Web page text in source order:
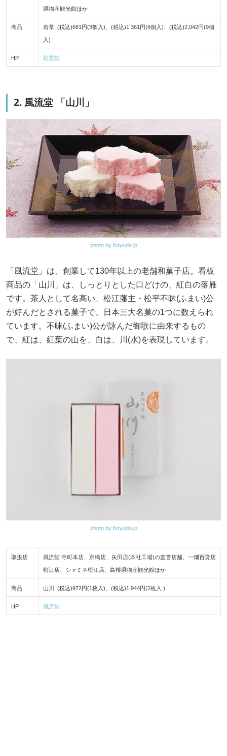
県物産観光館ほか
商品 若草: (税込)681円(3個入)、(税込)1,361円(6個入)、(税込)2,042円(9個
入)
HP 彩雲堂
2. 風流堂 「山川」
photo by furyudo.jp
「風流堂」は、創業して130年以上の老舗和菓子店。看板
商品の「山川」は、しっとりとした口どけの、紅白の落雁
です。茶人として名高い、松江藩主・松平不昧(ふまい)公
が好んだとされる菓子で、日本三大名菓の1つに数えられ
ています。不昧(ふまい)公が詠んだ御歌に由来するもの
で、紅は、紅葉の山を、白は、川(水)を表現しています。
photo by furyudo.jp
取扱店 風流堂 寺町本店、京橋店、矢田店(本社工場)の直営店舗、一畑百貨店
松江店、シャミネ松江店、島根県物産観光館ほか
商品 山川: (税込)972円(1枚入)、(税込)1,944円(2枚入 )
HP 風流堂